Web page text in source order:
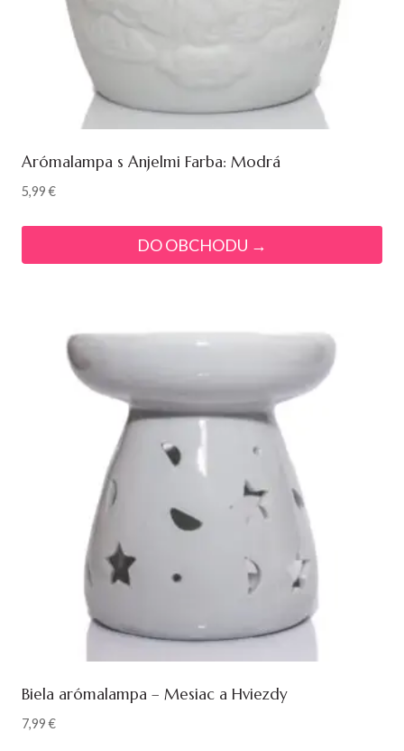
Arómalampa s Anjelmi Farba: Modrá
5,99€
DO OBCHODU →
Biela arómalampa – Mesiac a Hviezdy
7,99€